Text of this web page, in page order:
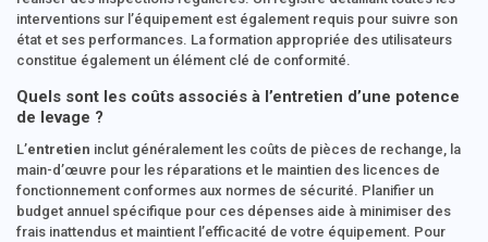
interventions sur l’équipement est également requis pour suivre son
état et ses performances. La formation appropriée des utilisateurs
constitue également un élément clé de conformité.
Quels sont les coûts associés à l’entretien d’une potence
de levage ?
L’entretien inclut généralement les coûts de pièces de rechange, la
main-d’œuvre pour les réparations et le maintien des licences de
fonctionnement conformes aux normes de sécurité. Planifier un
budget annuel spécifique pour ces dépenses aide à minimiser des
frais inattendus et maintient l’efficacité de votre équipement. Pour